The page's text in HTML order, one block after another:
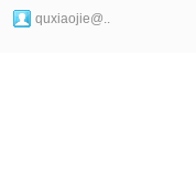
quxiaojie@..